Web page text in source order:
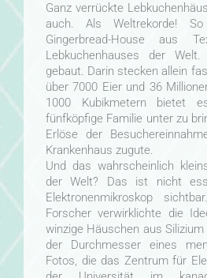
Ganz verrückte
auch. Als Weltrekorde!
Gingerbread-House aus
Lebkuchenhauses der
gebaut. Darin stecken allein
über 7000 Eier und 36
1000 Kubikmetern bietet
fünfköpfige Familie unter zu
Erlöse der
Krankenhaus zugute.
Und das wahrscheinlich
der Welt? Das ist nicht
Elektronenmikroskop
Forscher verwirklichte die
winzige Häuschen aus
der Durchmesser eines
Fotos, die das Zentrum für